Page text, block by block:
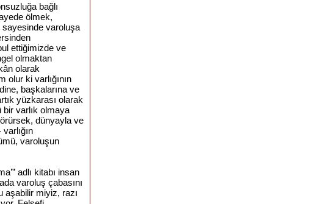
bağlı
ölmek,
sayesinde varoluşa
ettiğimizde ve
olmaktan
olarak
ki varlığının
başkalarına ve
yüzkarası olarak
bir varlık olmaya
dünyayla ve
varoluşun
adlı kitabı insan
varoluş çabasını
aşabilir miyiz, razı